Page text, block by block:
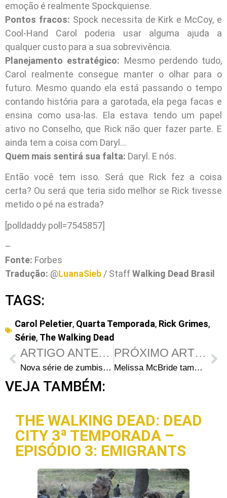
emoção é realmente Spockquiense.
Pontos fracos: Spock necessita de Kirk e McCoy, e
Cool-Hand Carol poderia usar alguma ajuda a
qualquer custo para a sua sobrevivência.
Planejamento estratégico: Mesmo perdendo tudo,
Carol realmente consegue manter o olhar para o
futuro. Mesmo quando ela está passando o tempo
contando história para a garotada, ela pega facas e
ensina como usa-las. Ela estava tendo um papel
ativo no Conselho, que Rick não quer fazer parte. E
ainda tem a coisa com Daryl…
Quem mais sentirá sua falta: Daryl. E nós.
Então você tem isso. Será que Rick fez a coisa
certa? Ou será que teria sido melhor se Rick tivesse
metido o pé na estrada?
[polldaddy poll=7545857]
–
Fonte: Forbes
Tradução: @LuanaSieb / StaffWalking Dead Brasil
TAGS:
Carol Peletier, Quarta Temporada, Rick Grimes,
Série, The Walking Dead
ARTIGO ANTERIOR
Nova série de zumbis a caminho! CW encomenda série baseada nos quadrinhos iZombie
PRÓXIMO ARTIGO
Melissa McBride também ficou ‘confusa’ com o que aconteceu com Carol
VEJA TAMBÉM:
THE WALKING DEAD: DEAD
CITY 3ª TEMPORADA –
EPISÓDIO 3: EMIGRANTS